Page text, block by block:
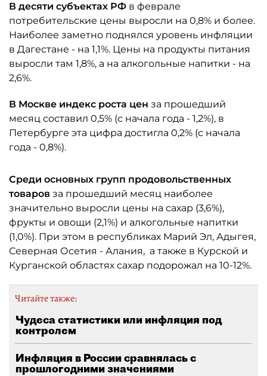
В десяти субъектах РФ в феврале
потребительские цены выросли на 0,8% и более.
Наиболее заметно поднялся уровень инфляции
в Дагестане - на 1,1%. Цены на продукты питания
выросли там 1,8%, а на алкогольные напитки - на
2,6%.
В Москве индекс роста цен за прошедший
месяц составил 0,5% (с начала года - 1,2%), в
Петербурге эта цифра достигла 0,2% (с начала
года - 0,8%).
Среди основных групп продовольственных
товаров за прошедший месяц наиболее
значительно выросли цены на сахар (3,6%),
фрукты и овощи (2,1%) и алкогольные напитки
(1,0%). При этом в республиках Марий Эл, Адыгея,
Северная Осетия - Алания, а также в Курской и
Курганской областях сахар подорожал на 10-12%.
Читайте также:
Чудеса статистики или инфляция под
контролем
Инфляция в России сравнялась с
прошлогодними значениями